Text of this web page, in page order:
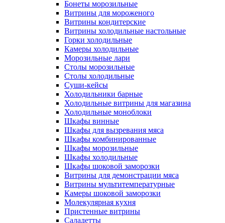
Бонеты морозильные
Витрины для мороженого
Витрины кондитерские
Витрины холодильные настольные
Горки холодильные
Камеры холодильные
Морозильные лари
Столы морозильные
Столы холодильные
Суши-кейсы
Холодильники барные
Холодильные витрины для магазина
Холодильные моноблоки
Шкафы винные
Шкафы для вызревания мяса
Шкафы комбинированные
Шкафы морозильные
Шкафы холодильные
Шкафы шоковой заморозки
Витрины для демонстрации мяса
Витрины мультитемпературные
Камеры шоковой заморозки
Молекулярная кухня
Пристенные витрины
Саладетты